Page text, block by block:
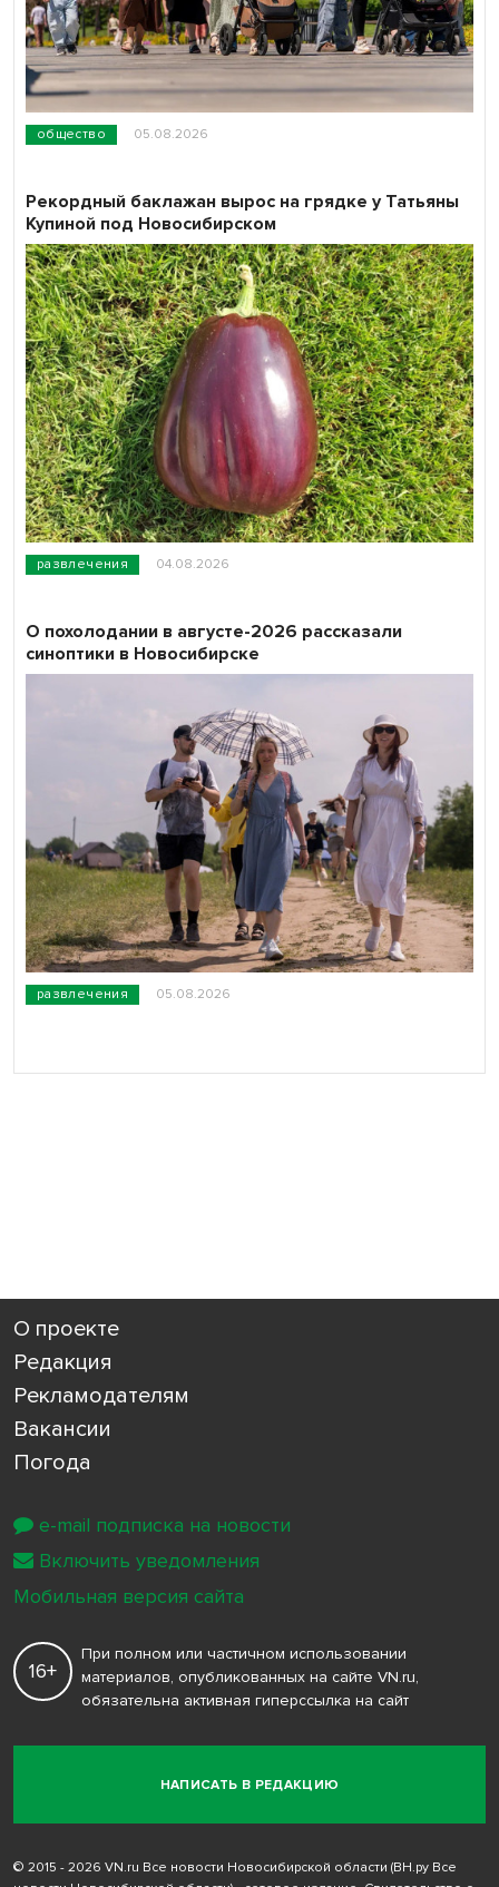
общество 05.08.2026
развлечения 04.08.2026
Рекордный баклажан вырос на грядке у Татьяны
Купиной под Новосибирском
развлечения 05.08.2026
О похолодании в августе-2026 рассказали
синоптики в Новосибирске
О проекте
Редакция
Рекламодателям
Вакансии
Погода
НАПИСАТЬ В РЕДАКЦИЮ
16+
При полном или частичном использовании
материалов, опубликованных на сайте VN.ru,
обязательна активная гиперссылка на сайт
© 2015 - 2026 VN.ru Все новости Новосибирской области (ВН.ру Все
e-mail подписка на новости
Включить уведомления
Мобильная версия сайта